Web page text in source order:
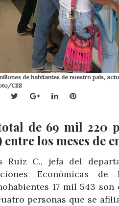
de habitantes de nuestro país,
CSS
TwitterGoogle+LinkedInPinterest
de 69 mil 220
entre los meses de
Ruiz C., jefa del
Económicas
17 mil 543
personas que se